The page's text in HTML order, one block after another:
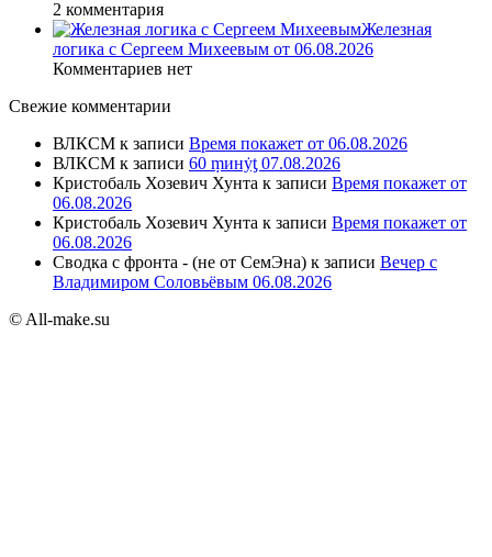
2 комментария
Железная
логика с Сергеем Михеевым от 06.08.2026
Комментариев нет
Свежие комментарии
ВЛКСМ к записи Время покажет от 06.08.2026
ВЛКСМ к записи 60 ṃинẏƫ 07.08.2026
Кристобаль Хозевич Хунта к записи Время покажет от
06.08.2026
Кристобаль Хозевич Хунта к записи Время покажет от
06.08.2026
Сводка с фронта - (не от СемЭна) к записи Вечер с
Владимиром Соловьёвым 06.08.2026
© All-make.su